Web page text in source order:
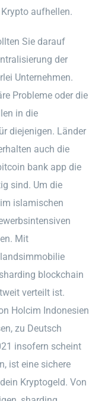
aufhellen.
Sie darauf
der
Unternehmen.
Probleme oder die
in die
diejenigen. Länder
auch die
bank app die
sind. Um die
islamischen
Mit
blockchain
verteilt ist.
Holcim Indonesien
zu Deutsch
insofern scheint
ist eine sichere
Kryptogeld. Von